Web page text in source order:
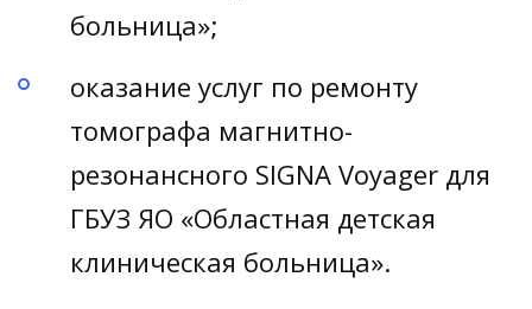
больница»;
оказание услуг по ремонту
томографа магнитно-
резонансного SIGNA Voyager для
ГБУЗ ЯО «Областная детская
клиническая больница».